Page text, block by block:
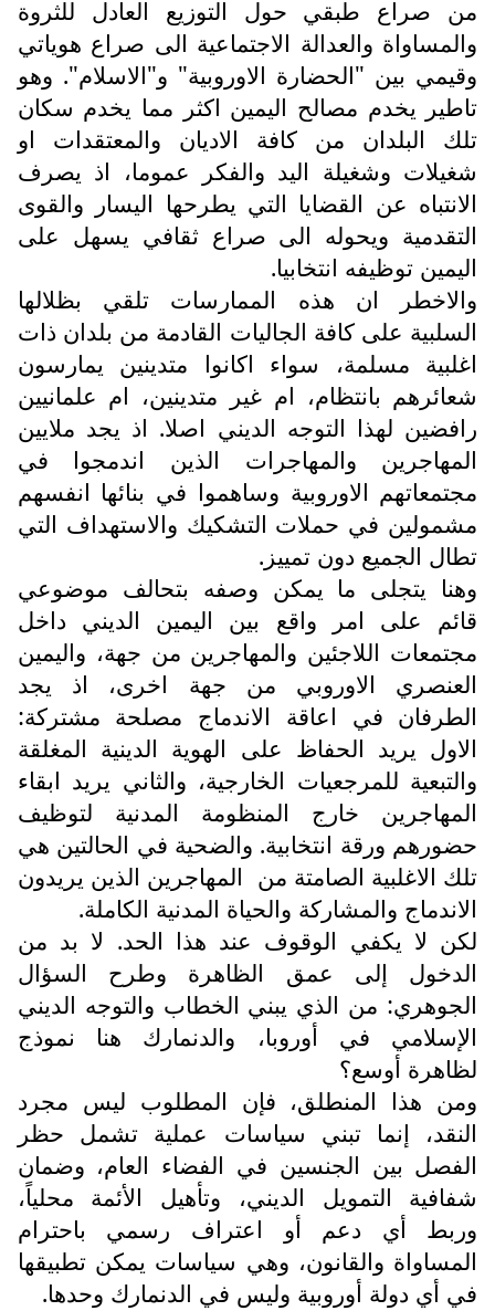
من صراع طبقي حول التوزيع العادل للثروة
والمساواة والعدالة الاجتماعية الى صراع هوياتي
وقيمي بين "الحضارة الاوروبية" و"الاسلام". وهو
تاطير يخدم مصالح اليمين اكثر مما يخدم سكان
تلك البلدان من كافة الاديان والمعتقدات او
شغيلات وشغيلة اليد والفكر عموما، اذ يصرف
الانتباه عن القضايا التي يطرحها اليسار والقوى
التقدمية ويحوله الى صراع ثقافي يسهل على
اليمين توظيفه انتخابيا.
والاخطر ان هذه الممارسات تلقي بظلالها
السلبية على كافة الجاليات القادمة من بلدان ذات
اغلبية مسلمة، سواء اكانوا متدينين يمارسون
شعائرهم بانتظام، ام غير متدينين، ام علمانيين
رافضين لهذا التوجه الديني اصلا. اذ يجد ملايين
المهاجرين والمهاجرات الذين اندمجوا في
مجتمعاتهم الاوروبية وساهموا في بنائها انفسهم
مشمولين في حملات التشكيك والاستهداف التي
تطال الجميع دون تمييز.
وهنا يتجلى ما يمكن وصفه بتحالف موضوعي
قائم على امر واقع بين اليمين الديني داخل
مجتمعات اللاجئين والمهاجرين من جهة، واليمين
العنصري الاوروبي من جهة اخرى، اذ يجد
الطرفان في اعاقة الاندماج مصلحة مشتركة:
الاول يريد الحفاظ على الهوية الدينية المغلقة
والتبعية للمرجعيات الخارجية، والثاني يريد ابقاء
المهاجرين خارج المنظومة المدنية لتوظيف
حضورهم ورقة انتخابية. والضحية في الحالتين هي
تلك الاغلبية الصامتة من المهاجرين الذين يريدون
الاندماج والمشاركة والحياة المدنية الكاملة.
لكن لا يكفي الوقوف عند هذا الحد. لا بد من
الدخول إلى عمق الظاهرة وطرح السؤال
الجوهري: من الذي يبني الخطاب والتوجه الديني
الإسلامي في أوروبا، والدنمارك هنا نموذج
لظاهرة أوسع؟
ومن هذا المنطلق، فإن المطلوب ليس مجرد
النقد، إنما تبني سياسات عملية تشمل حظر
الفصل بين الجنسين في الفضاء العام، وضمان
شفافية التمويل الديني، وتأهيل الأئمة محلياً،
وربط أي دعم أو اعتراف رسمي باحترام
المساواة والقانون، وهي سياسات يمكن تطبيقها
في أي دولة أوروبية وليس في الدنمارك وحدها.